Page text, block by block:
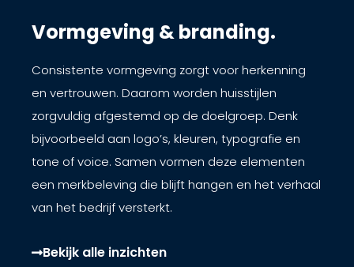
Vormgeving & branding.
Consistente vormgeving zorgt voor herkenning
en vertrouwen. Daarom worden huisstijlen
zorgvuldig afgestemd op de doelgroep. Denk
bijvoorbeeld aan logo’s, kleuren, typografie en
tone of voice. Samen vormen deze elementen
een merkbeleving die blijft hangen en het verhaal
van het bedrijf versterkt.
Bekijk alle inzichten